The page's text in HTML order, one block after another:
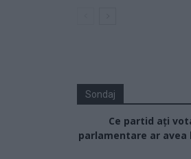
Sondaj
Ce partid ați
parlamentare ar avea